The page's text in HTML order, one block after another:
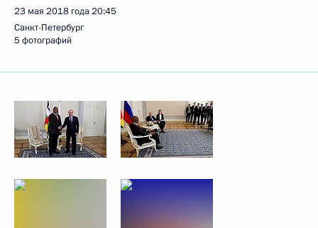
23 мая 2018 года20:45
Санкт-Петербург
5 фотографий